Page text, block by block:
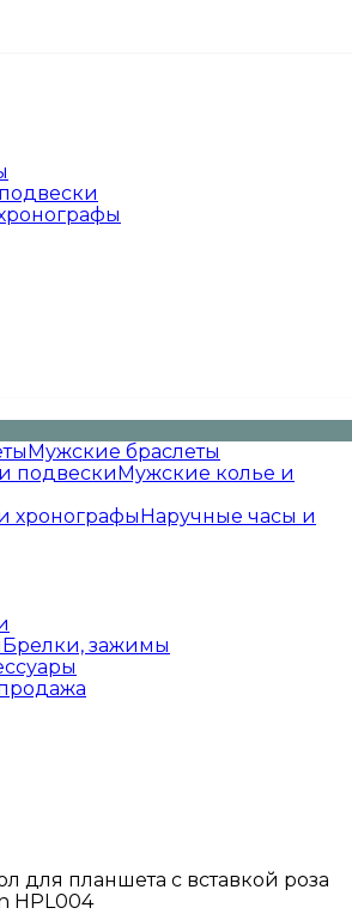
Мужские браслеты
Мужские колье и
Наручные часы и
Брелки, зажимы
для планшета с вставкой роза
HPL004